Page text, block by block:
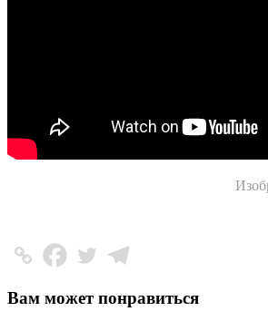
Вам может понравиться